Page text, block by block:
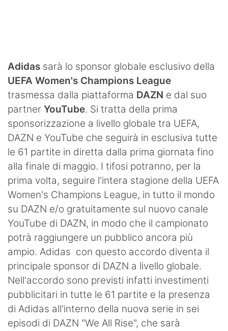
Adidas sarà lo sponsor globale esclusivo della
UEFA Women's Champions League
trasmessa dalla piattaforma DAZN e dal suo
partner YouTube. Si tratta della prima
sponsorizzazione a livello globale tra UEFA,
DAZN e YouTube che seguirà in esclusiva tutte
le 61 partite in diretta dalla prima giornata fino
alla finale di maggio. I tifosi potranno, per la
prima volta, seguire l'intera stagione della UEFA
Women's Champions League, in tutto il mondo
su DAZN e/o gratuitamente sul nuovo canale
YouTube di DAZN, in modo che il campionato
potrà raggiungere un pubblico ancora più
ampio. Adidas con questo accordo diventa il
principale sponsor di DAZN a livello globale.
Nell'accordo sono previsti infatti investimenti
pubblicitari in tutte le 61 partite e la presenza
di Adidas all'interno della nuova serie in sei
episodi di DAZN "We All Rise", che sarà